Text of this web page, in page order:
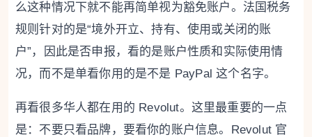
么这种情况下就不能再简单视为豁免账户。法国税务
规则针对的是“境外开立、持有、使用或关闭的账
户”，因此是否申报，看的是账户性质和实际使用情
况，而不是单看你用的是不是 PayPal 这个名字。
再看很多华人都在用的 Revolut。这里最重要的一点
是：不要只看品牌，要看你的账户信息。Revolut 官